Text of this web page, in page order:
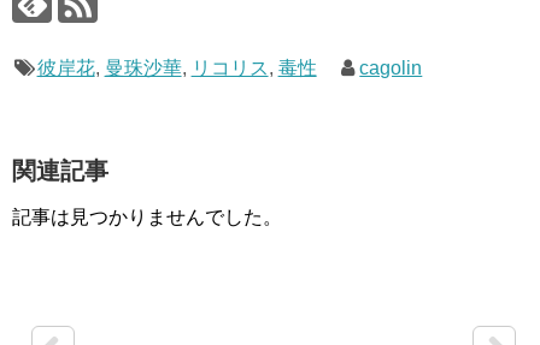
彼岸花, 曼珠沙華, リコリス, 毒性 cagolin
関連記事
記事は見つかりませんでした。